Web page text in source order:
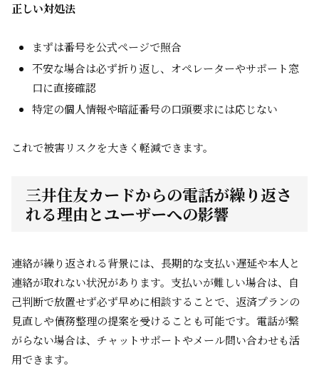
正しい対処法
まずは番号を公式ページで照合
不安な場合は必ず折り返し、オペレーターやサポート窓
口に直接確認
特定の個人情報や暗証番号の口頭要求には応じない
これで被害リスクを大きく軽減できます。
三井住友カードからの電話が繰り返さ
れる理由とユーザーへの影響
連絡が繰り返される背景には、長期的な支払い遅延や本人と
連絡が取れない状況があります。支払いが難しい場合は、自
己判断で放置せず必ず早めに相談することで、返済プランの
見直しや債務整理の提案を受けることも可能です。電話が繋
がらない場合は、チャットサポートやメール問い合わせも活
用できます。